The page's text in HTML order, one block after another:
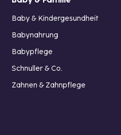
Baby & Kindergesundheit
Babynahrung
Babypflege
Schnuller & Co.
Zahnen & Zahnpflege